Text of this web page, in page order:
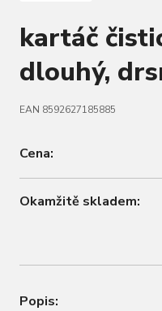
kartáč
dlouhý,
EAN 8592627185885
Cena:
Okamžitě skladem:
Popis: